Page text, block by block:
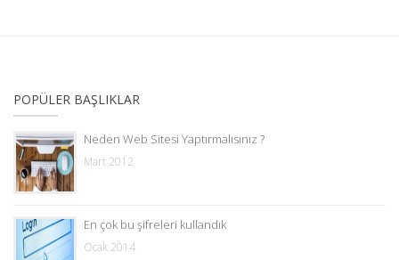
POPÜLER BAŞLIKLAR
Neden Web Sitesi Yaptırmalısınız ?
Mart 2012
En çok bu şifreleri kullandık
Ocak 2014